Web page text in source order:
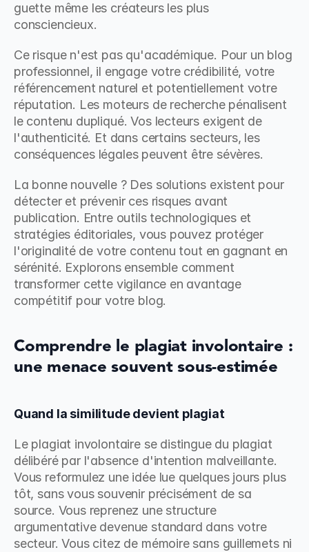
guette même les créateurs les plus
consciencieux.
Ce risque n'est pas qu'académique. Pour un blog
professionnel, il engage votre crédibilité, votre
référencement naturel et potentiellement votre
réputation. Les moteurs de recherche pénalisent
le contenu dupliqué. Vos lecteurs exigent de
l'authenticité. Et dans certains secteurs, les
conséquences légales peuvent être sévères.
La bonne nouvelle ? Des solutions existent pour
détecter et prévenir ces risques avant
publication. Entre outils technologiques et
stratégies éditoriales, vous pouvez protéger
l'originalité de votre contenu tout en gagnant en
sérénité. Explorons ensemble comment
transformer cette vigilance en avantage
compétitif pour votre blog.
Comprendre le plagiat involontaire :
une menace souvent sous-estimée
Quand la similitude devient plagiat
Le plagiat involontaire se distingue du plagiat
délibéré par l'absence d'intention malveillante.
Vous reformulez une idée lue quelques jours plus
tôt, sans vous souvenir précisément de sa
source. Vous reprenez une structure
argumentative devenue standard dans votre
secteur. Vous citez de mémoire sans guillemets ni